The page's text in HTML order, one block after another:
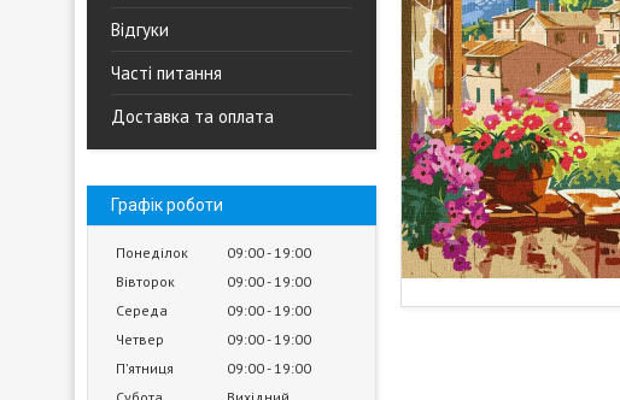
Відгуки
Часті питання
Доставка та оплата
Графік роботи
Понеділок 09:00 19:00
Вівторок
09:00 19:00
Середа
09:00 19:00
Четвер
09:00 19:00
Пʼятниця
09:00 19:00